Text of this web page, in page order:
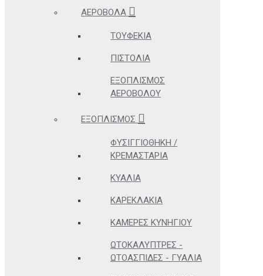
ΑΕΡΟΒΌΛΑ
ΤΟΥΦΈΚΙΑ
ΠΙΣΤΌΛΙΑ
ΕΞΟΠΛΙΣΜΌΣ
ΑΕΡΟΒΌΛΟΥ
ΕΞΟΠΛΙΣΜΌΣ
ΦΥΣΙΓΓΙΟΘΉΚΗ /
ΚΡΕΜΑΣΤΆΡΙΑ
ΚΥΆΛΙΑ
ΚΑΡΕΚΛΆΚΙΑ
ΚΆΜΕΡΕΣ ΚΥΝΗΓΊΟΥ
ΩΤΟΚΑΛΎΠΤΡΕΣ -
ΩΤΟΑΣΠΊΔΕΣ - ΓΥΑΛΙΆ